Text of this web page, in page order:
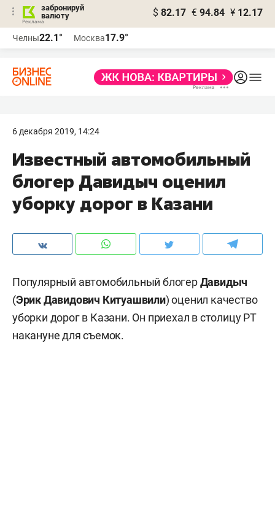
забронируй
валюту
$ 82.17 € 94.84 ¥ 12.17
Челны22.1° Москва17.9°
6 декабря 2019, 14:24
Известный автомобильный
блогер Давидыч оценил
уборку дорог в Казани​
Популярный автомобильный блогерДавидыч
(Эрик Давидович Китуашвили) оценил качество
уборки дорог в Казани. Он приехал в столицу РТ
накануне для съемок.